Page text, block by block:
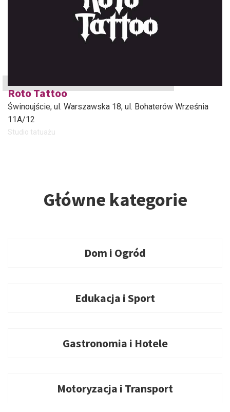
Roto Tattoo
Świnoujście, ul. Warszawska 18, ul. Bohaterów Września
11A/12
Studio tatuażu
Główne kategorie
Dom i Ogród
Edukacja i Sport
Gastronomia i Hotele
Motoryzacja i Transport